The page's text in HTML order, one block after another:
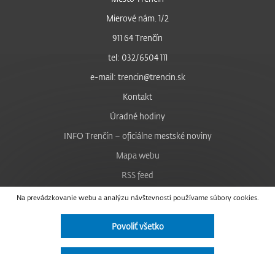
Na prevádzkovanie webu a analýzu návštevnosti používame súbory cookies.
Povoliť všetko
Mierové nám. 1/2
911 64 Trenčín
tel: 032/6504 111
e-mail: trencin@trencin.sk
Kontakt
Úradné hodiny
INFO Trenčín – oficiálne mestské noviny
Mapa webu
RSS feed
Nastavenie cookies
Facebook